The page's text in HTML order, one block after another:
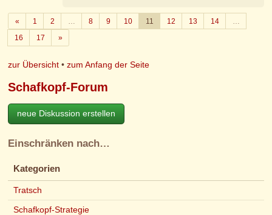
«Zurück
1 2 8 9 10 11 12 13 14
16
17 »Weiter
zur Übersicht •zum Anfang der Seite
Schafkopf-Forum
neue Diskussion erstellen
Einschränken nach…
Kategorien
Tratsch
Schafkopf-Strategie